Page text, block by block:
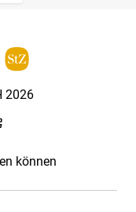
2026
können